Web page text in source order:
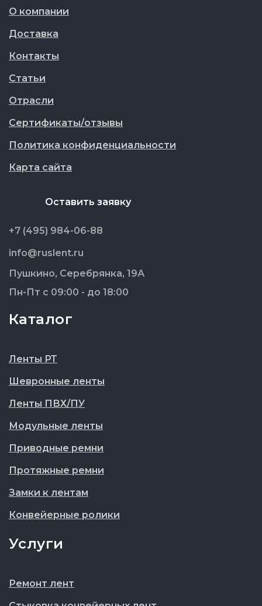
О компании
Доставка
Контакты
Статьи
Отрасли
Сертификаты/отзывы
Политика конфиденциальности
Карта сайта
Оставить заявку
+7 (495) 984-06-88
info@ruslent.ru
Пушкино, Серебрянка, 19А
Пн-Пт с 09:00 - до 18:00
Каталог
Ленты РТ
Шевронные ленты
Ленты ПВХ/ПУ
Модульные ленты
Приводные ремни
Протяжные ремни
Замки к лентам
Конвейерные ролики
Услуги
Ремонт лент